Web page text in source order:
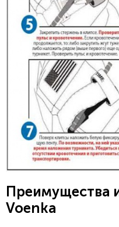
Преимущества
Voenka